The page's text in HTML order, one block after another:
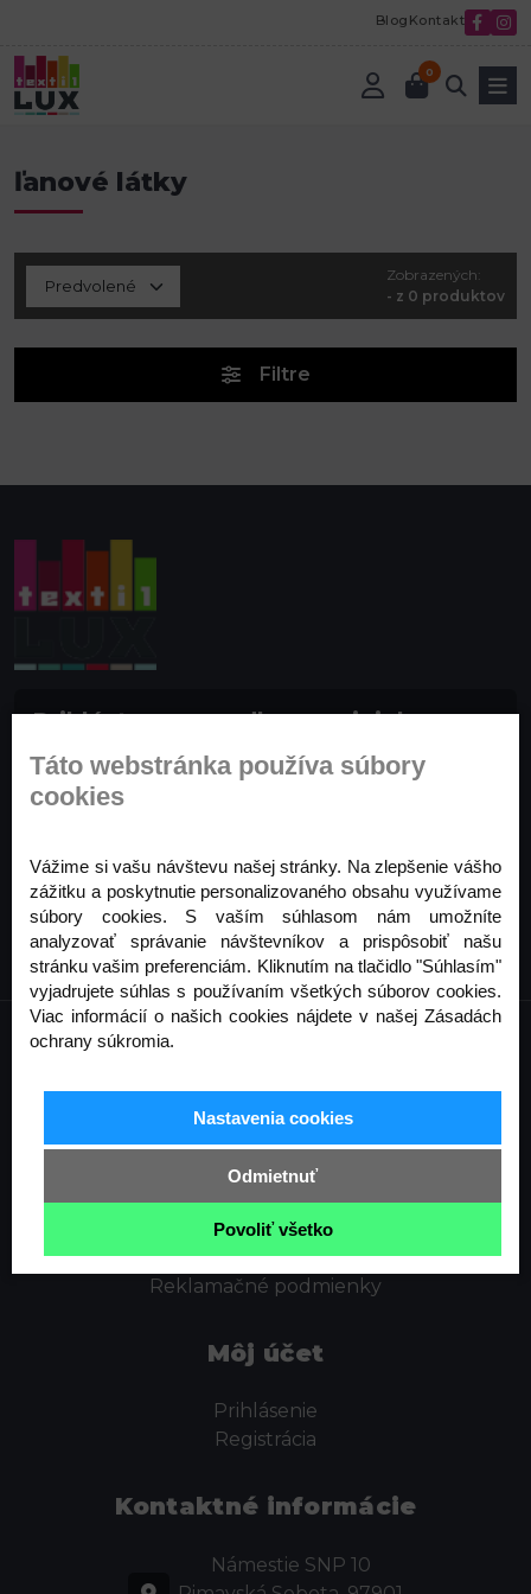
Blog Kontakt
0
Úvod
ľanové látky
Zobrazených:
- z 0 produktov
Filtre
Prihláste sa na odber noviniek
Buďte prvý, kto to vie. Zaregistrujte sa na odber
noviniek ešte dnes
Informácie
Ochrana osobných údajov
Odstúpenie od zmluvy
Cookies
Obchodné podmienky
Kontakt
Reklamačné podmienky
Môj účet
Prihlásenie
Registrácia
Kontaktné informácie
Námestie SNP 10
Táto webstránka používa súbory
cookies
Vážime si vašu návštevu našej stránky. Na zlepšenie vášho
zážitku a poskytnutie personalizovaného obsahu využívame
súbory cookies. S vaším súhlasom nám umožníte
analyzovať správanie návštevníkov a prispôsobiť našu
stránku vašim preferenciám. Kliknutím na tlačidlo "Súhlasím"
vyjadrujete súhlas s používaním všetkých súborov cookies.
Viac informácií o našich cookies nájdete v našej Zásadách
ochrany súkromia.
Nastavenia cookies
Odmietnuť
Povoliť všetko